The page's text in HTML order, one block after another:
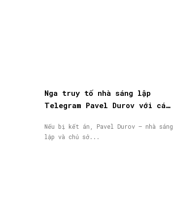
Nga truy tố nhà sáng lập
Telegram Pavel Durov với cáo
lệnh truy nã quốc tế
Nếu bị kết án, Pavel Durov – nhà sáng
lập và chủ sở...